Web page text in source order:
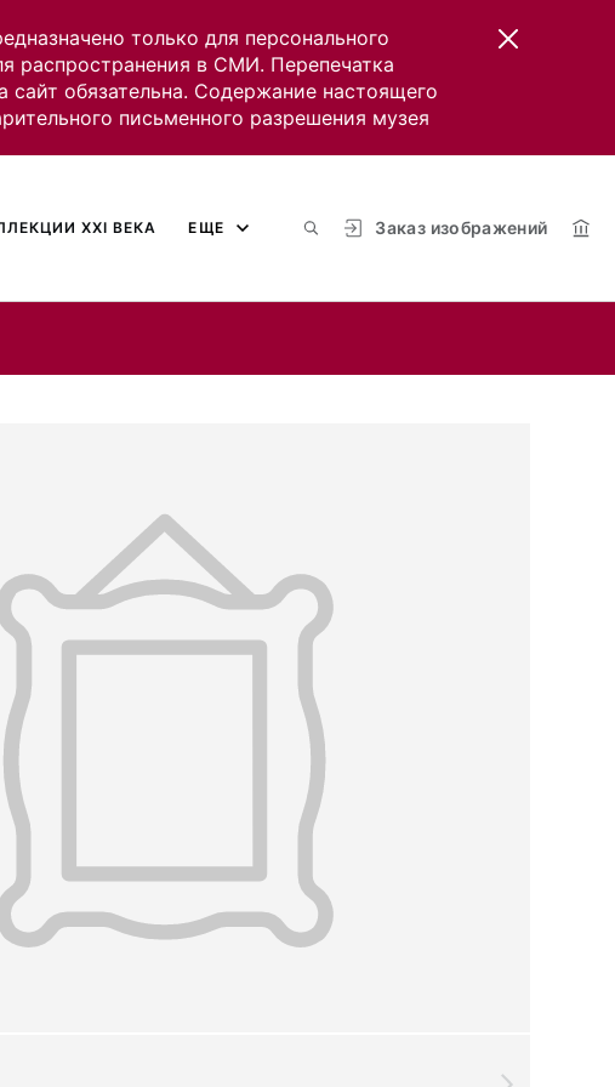
только для персонального
распространения в СМИ. Перепечатка
обязательна. Содержание настоящего
письменного разрешения музея
Заказ изображений
XXI ВЕКА ЕЩЕ